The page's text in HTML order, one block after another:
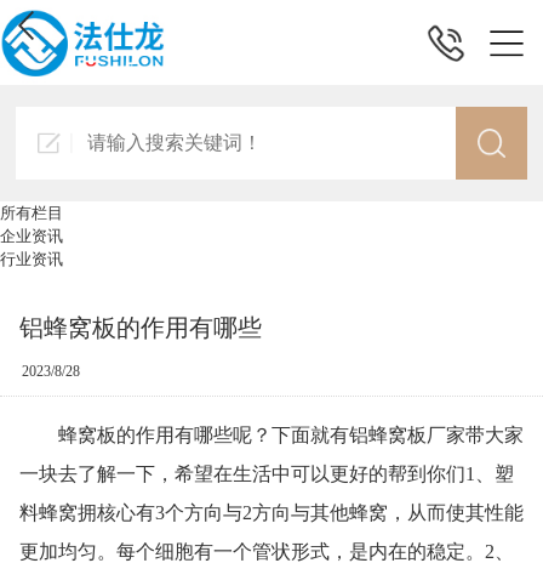
所有栏目
企业资讯
行业资讯
铝蜂窝板的作用有哪些
2023/8/28
‍‍蜂窝板的作用有哪些呢？下面就有铝蜂窝板厂家带大家
一块去了解一下，希望在生活中可以更好的帮到你们1、塑
料蜂窝拥核心有3个方向与2方向与其他蜂窝，从而使其性能
更加均匀。每个细胞有一个管状形式，是内在的稳定。2、